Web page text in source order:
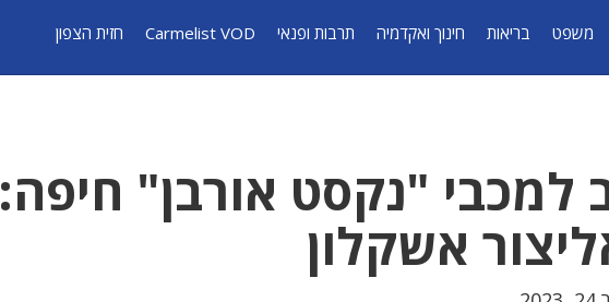
משפט בריאות חינוך ואקדמיה תרבות ופנאי Carmelist VOD חזית הצפון
למכבי "נקסט אורבן" חיפה: